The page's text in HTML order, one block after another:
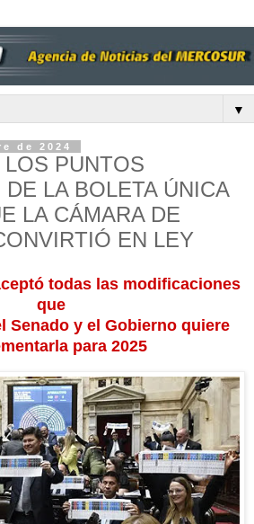
▼
de 2024
PUNTOS
DE LA BOLETA ÚNICA
LA CÁMARA DE
EN LEY
todas las modificaciones
que
Senado y el Gobierno quiere
para 2025